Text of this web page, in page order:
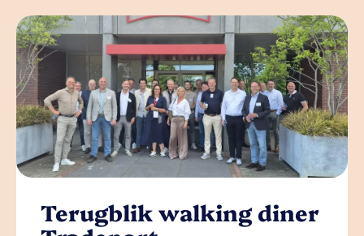
Terugblik walking diner